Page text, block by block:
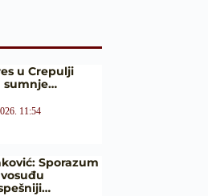
u Crepulji
sumnje…
11:54
Sporazum